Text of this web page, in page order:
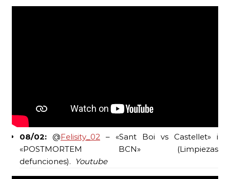
08/02: @Felisity_02 – «Sant Boi vs Castellet» i
«POSTMORTEM BCN» (Limpiezas
defunciones). Youtube